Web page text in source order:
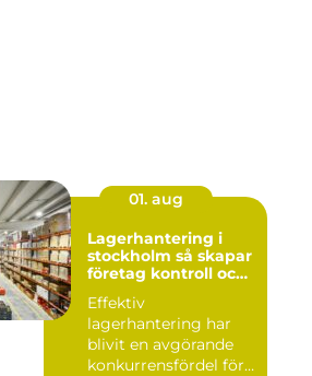
01. aug
Lagerhantering i
stockholm så skapar
företag kontroll och
Effektiv
lagerhantering har
blivit en avgörande
konkurrensfördel för